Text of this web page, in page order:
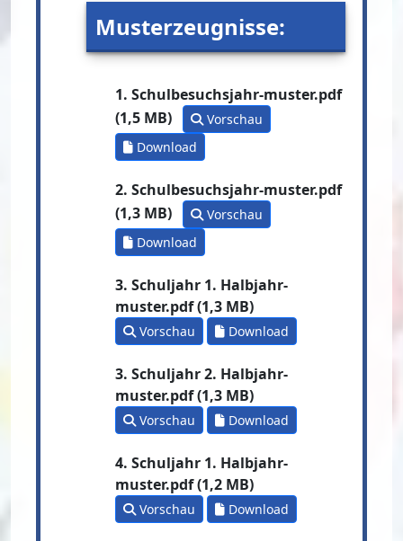
Musterzeugnisse:
1. Schulbesuchsjahr-muster.pdf
(1,5 MB)
Vorschau
Download
2. Schulbesuchsjahr-muster.pdf
(1,3 MB)
Vorschau
Download
3. Schuljahr 1. Halbjahr-
muster.pdf (1,3 MB)
Vorschau Download
3. Schuljahr 2. Halbjahr-
muster.pdf (1,3 MB)
Vorschau Download
4. Schuljahr 1. Halbjahr-
muster.pdf (1,2 MB)
Vorschau Download